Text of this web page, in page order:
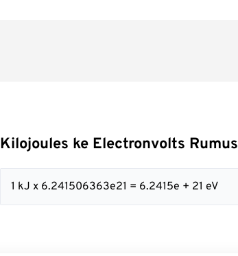
Kilojoules ke Electronvolts Rumus
1 kJ x 6.241506363e21 = 6.2415e + 21 eV